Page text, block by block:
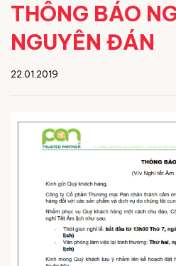
THÔNG BÁO
NGUYÊN ĐÁN
22.01.2019